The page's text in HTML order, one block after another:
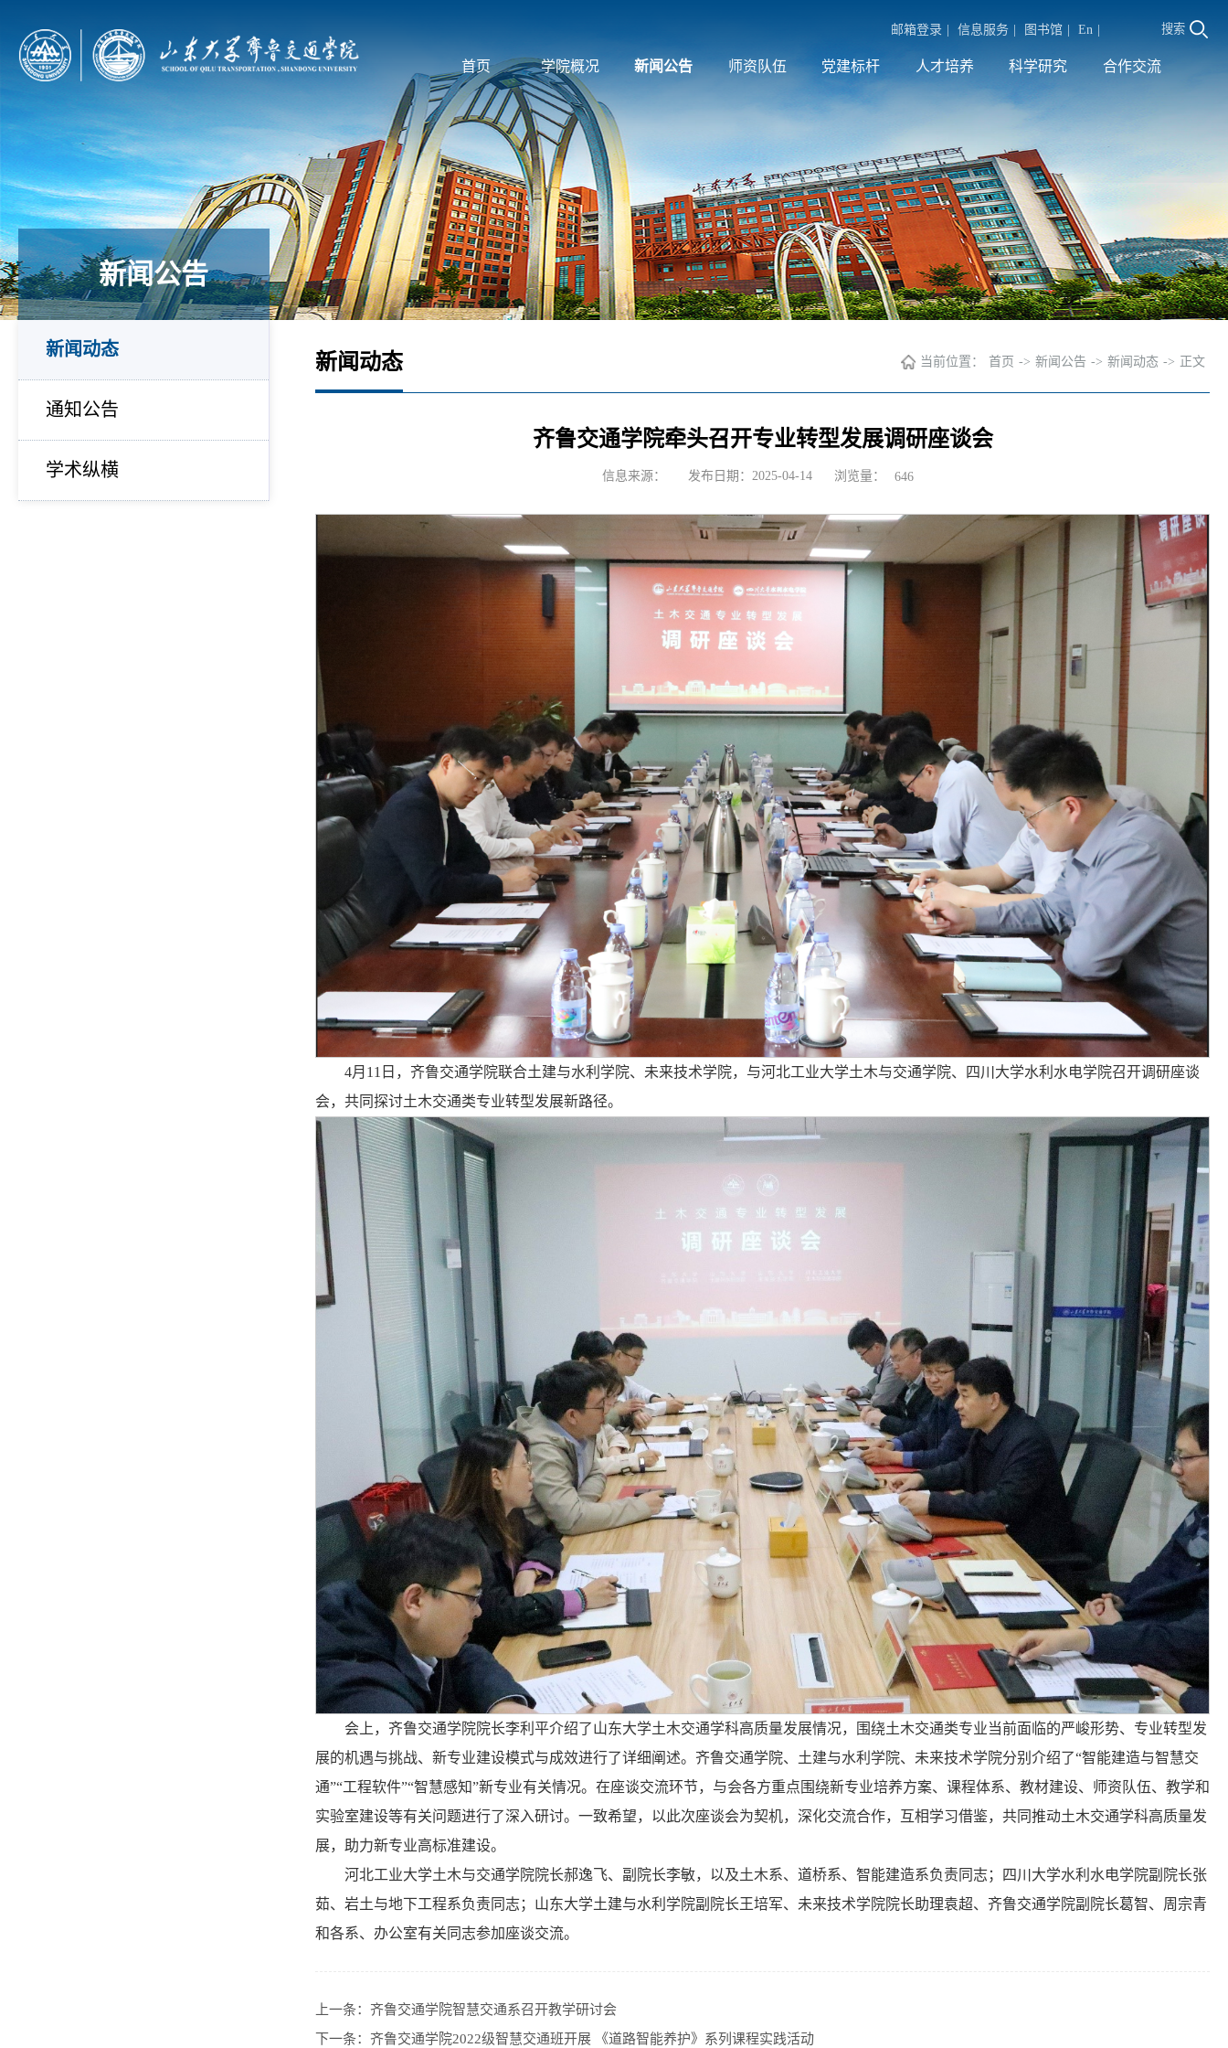
邮箱登录 信息服务 图书馆 En 搜索
首页 学院概况 新闻公告 师资队伍 党建标杆 人才培养 科学研究 合作交流
新闻公告
新闻动态
通知公告
学术纵横
新闻动态 当前位置： 首页 -> 新闻公告 -> 新闻动态 -> 正文
齐鲁交通学院牵头召开专业转型发展调研座谈会
信息来源： 发布日期：2025-04-14 浏览量： 646
4月11日，齐鲁交通学院联合土建与水利学院、未来技术学院，与河北工业大学土木与交通学院、四川大学水利水电学院召开调研座谈
会，共同探讨土木交通类专业转型发展新路径。
会上，齐鲁交通学院院长李利平介绍了山东大学土木交通学科高质量发展情况，围绕土木交通类专业当前面临的严峻形势、专业转型发
展的机遇与挑战、新专业建设模式与成效进行了详细阐述。齐鲁交通学院、土建与水利学院、未来技术学院分别介绍了“智能建造与智慧交
通”“工程软件”“智慧感知”新专业有关情况。在座谈交流环节，与会各方重点围绕新专业培养方案、课程体系、教材建设、师资队伍、教学和
实验室建设等有关问题进行了深入研讨。一致希望，以此次座谈会为契机，深化交流合作，互相学习借鉴，共同推动土木交通学科高质量发
展，助力新专业高标准建设。
河北工业大学土木与交通学院院长郝逸飞、副院长李敏，以及土木系、道桥系、智能建造系负责同志；四川大学水利水电学院副院长张
茹、岩土与地下工程系负责同志；山东大学土建与水利学院副院长王培军、未来技术学院院长助理袁超、齐鲁交通学院副院长葛智、周宗青
和各系、办公室有关同志参加座谈交流。
上一条： 齐鲁交通学院智慧交通系召开教学研讨会
下一条： 齐鲁交通学院2022级智慧交通班开展 《道路智能养护》系列课程实践活动